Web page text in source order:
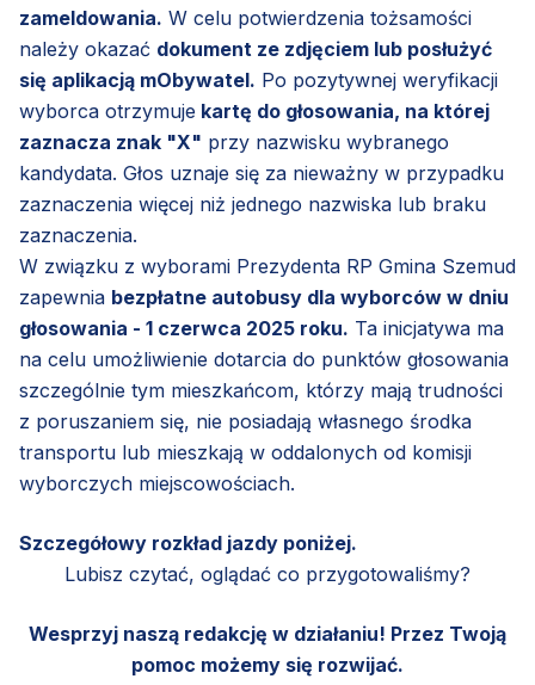
zameldowania. W celu potwierdzenia tożsamości
należy okazać dokument ze zdjęciem lub posłużyć
się aplikacją mObywatel. Po pozytywnej weryfikacji
wyborca otrzymuje kartę do głosowania, na której
zaznacza znak "X" przy nazwisku wybranego
kandydata. Głos uznaje się za nieważny w przypadku
zaznaczenia więcej niż jednego nazwiska lub braku
zaznaczenia.
W związku z wyborami Prezydenta RP Gmina Szemud
zapewnia bezpłatne autobusy dla wyborców w dniu
głosowania - 1 czerwca 2025 roku. Ta inicjatywa ma
na celu umożliwienie dotarcia do punktów głosowania
szczególnie tym mieszkańcom, którzy mają trudności
z poruszaniem się, nie posiadają własnego środka
transportu lub mieszkają w oddalonych od komisji
wyborczych miejscowościach.
Szczegółowy rozkład jazdy poniżej.
Lubisz czytać, oglądać co przygotowaliśmy?
Wesprzyj naszą redakcję w działaniu! Przez Twoją
pomoc możemy się rozwijać.